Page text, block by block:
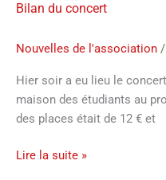
Bilan du concert
Nouvelles de l'association /
Hier soir a eu lieu le
maison des étudiants au
des places était de 12 € et
Bilan
concert
Lire la suite »